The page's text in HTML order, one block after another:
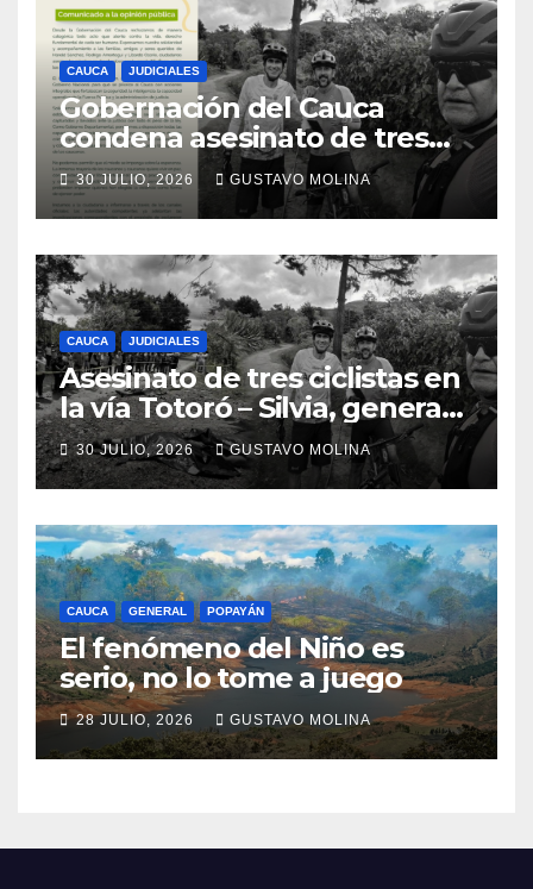
CAUCA JUDICIALES
Gobernación del Cauca
condena asesinato de tres
ciudadanos y exige medidas
urgentes al Gobierno
Nacional
30 JULIO, 2026 GUSTAVO MOLINA
CAUCA JUDICIALES
Asesinato de tres ciclistas en
la vía Totoró – Silvia, genera
consternación en el Cauca
30 JULIO, 2026 GUSTAVO MOLINA
CAUCA GENERAL POPAYÁN
El fenómeno del Niño es
serio, no lo tome a juego
28 JULIO, 2026 GUSTAVO MOLINA